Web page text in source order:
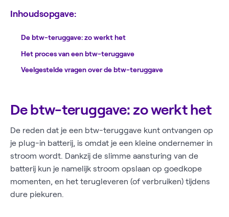
Inhoudsopgave:
De btw-teruggave: zo werkt het
Het proces van een btw-teruggave
Veelgestelde vragen over de btw-teruggave
De btw-teruggave: zo werkt het
De reden dat je een btw-teruggave kunt ontvangen op
je plug-in batterij, is omdat je een kleine ondernemer in
stroom wordt. Dankzij de slimme aansturing van de
batterij kun je namelijk stroom opslaan op goedkope
momenten, en het terugleveren (of verbruiken) tijdens
dure piekuren.